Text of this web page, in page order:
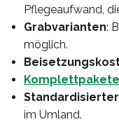
Pflegeaufwand,
Grabvarianten:
möglich.
Komplettpakete
im Umland.